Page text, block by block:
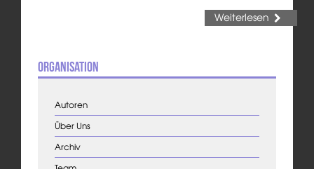
Weiterlesen
Organisation
Autoren
Über Uns
Archiv